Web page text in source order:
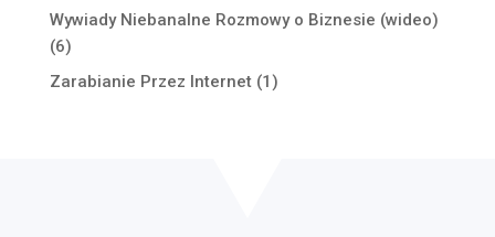
Wywiady Niebanalne Rozmowy o Biznesie (wideo)
(6)
Zarabianie Przez Internet(1)